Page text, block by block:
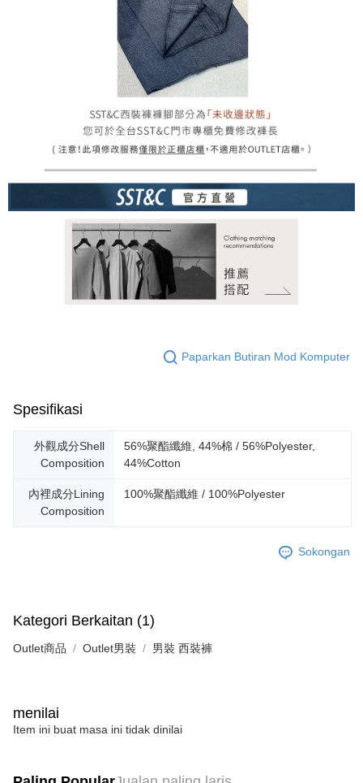
Paparkan Butiran Mod Komputer
Spesifikasi
外觀成分Shell
Composition
56%聚酯纖維, 44%棉 / 56%Polyester,
44%Cotton
內裡成分Lining
Composition
100%聚酯纖維 / 100%Polyester
Sokongan
Kategori Berkaitan (1)
Outlet商品 Outlet男裝 男裝 西裝褲
menilai
Item ini buat masa ini tidak dinilai